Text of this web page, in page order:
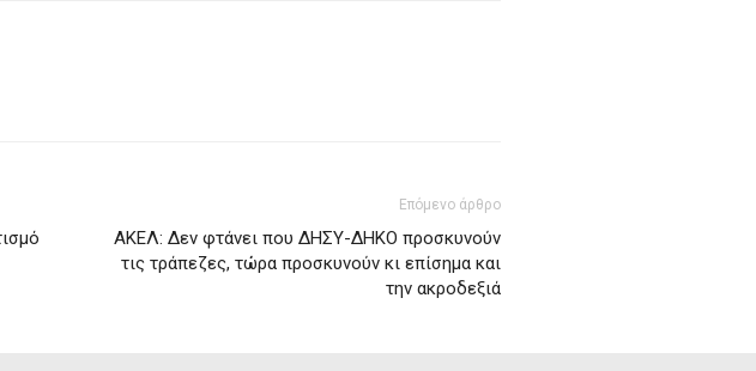
Επόμενο άρθρο
ΑΚΕΛ: Δεν φτάνει που ΔΗΣΥ-ΔΗΚΟ προσκυνούν
τις τράπεζες, τώρα προσκυνούν κι επίσημα και
την ακροδεξιά